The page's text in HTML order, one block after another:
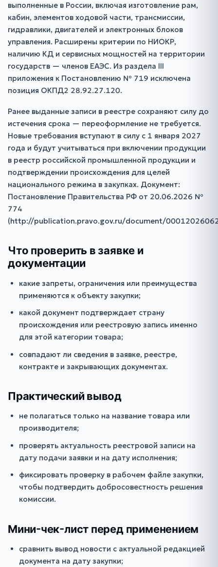
выполненные в России, включая изготовление рам,
кабин, элементов ходовой части, трансмиссии,
гидравлики, двигателей и электронных блоков
управления. Расширены критерии по НИОКР,
наличию КД и сервисных мощностей на территории
государств — членов ЕАЭС. Из раздела III
приложения к Постановлению № 719 исключена
позиция ОКПД2 28.92.27.120.
Ранее выданные записи в реестре сохраняют силу до
истечения срока — переоформление не требуется.
Новые требования вступают в силу с 1 января 2027
года и будут учитываться при включении продукции
в реестр российской промышленной продукции и
подтверждении происхождения для целей
национального режима в закупках. Документ:
Постановление Правительства РФ от 20.06.2026 №
774
(http://publication.pravo.gov.ru/document/
Что проверить в заявке и
документации
какие запреты, ограничения или преимущества
применяются к объекту закупки;
какой документ подтверждает страну
происхождения или реестровую запись именно
для этой категории товара;
совпадают ли сведения в заявке, реестре,
контракте и закрывающих документах.
Практический вывод
не полагаться только на название товара или
производителя;
проверять актуальность реестровой записи на
дату подачи заявки и на дату исполнения;
фиксировать проверку в рабочем файле закупки,
чтобы подтвердить добросовестность решения
комиссии.
Мини-чек-лист перед применением
сравнить вывод новости с актуальной редакцией
документа на дату закупки;